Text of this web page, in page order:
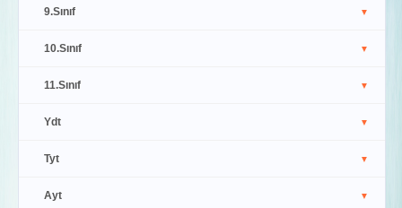
9.Sınıf ▼
10.Sınıf ▼
11.Sınıf ▼
Ydt ▼
Tyt ▼
Ayt ▼